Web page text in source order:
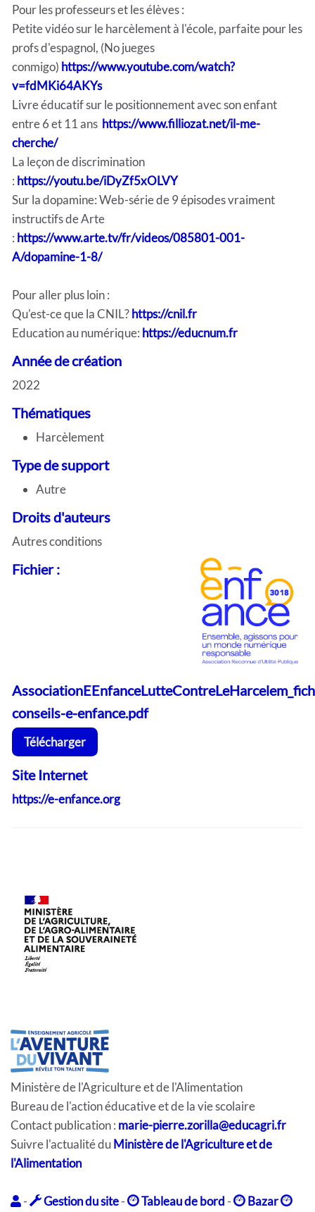
Pour les professeurs et les élèves :
Petite vidéo sur le harcèlement à l'école, parfaite pour les
profs d'espagnol, (No jueges
conmigo) https://www.youtube.com/watch?
v=fdMKi64AKYs
Livre éducatif sur le positionnement avec son enfant
entre 6 et 11 ans https://www.filliozat.net/il-me-
cherche/
La leçon de discrimination
: https://youtu.be/iDyZf5xOLVY
Sur la dopamine: Web-série de 9 épisodes vraiment
instructifs de Arte
: https://www.arte.tv/fr/videos/085801-001-
A/dopamine-1-8/
Pour aller plus loin :
Qu'est-ce que la CNIL?https://cnil.fr
Education au numérique: https://educnum.fr
Année de création
2022
Thématiques
Harcèlement
Type de support
Autre
Droits d'auteurs
Autres conditions
Fichier :
conseils-e-enfance.pdf
Télécharger
Site Internet
https://e-enfance.org
Ministère de l'Agriculture et de l'Alimentation
Bureau de l'action éducative et de la vie scolaire
Contact publication : marie-pierre.zorilla@educagri.fr
Suivre l'actualité duMinistère de l'Agriculture et de
l'Alimentation
- Gestion du site- Tableau de bord-
Bazar